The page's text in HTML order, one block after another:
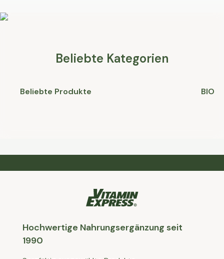
Beliebte Kategorien
Beliebte Produkte BIO
Hochwertige Nahrungsergänzung seit
1990